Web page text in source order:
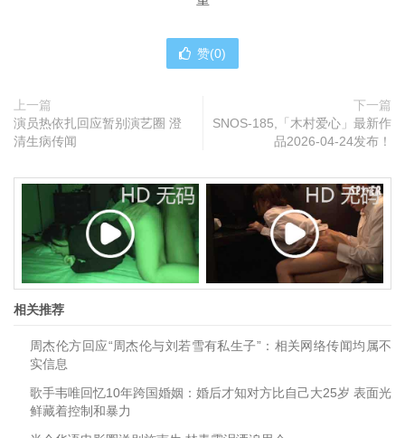
赞(0)
上一篇
演员热依扎回应暂别演艺圈 澄
清生病传闻
下一篇
SNOS-185,「木村爱心」最新作
品2026-04-24发布！
相关推荐
周杰伦方回应“周杰伦与刘若雪有私生子”：相关网络传闻均属不
实信息
歌手韦唯回忆10年跨国婚姻：婚后才知对方比自己大25岁 表面光
鲜藏着控制和暴力